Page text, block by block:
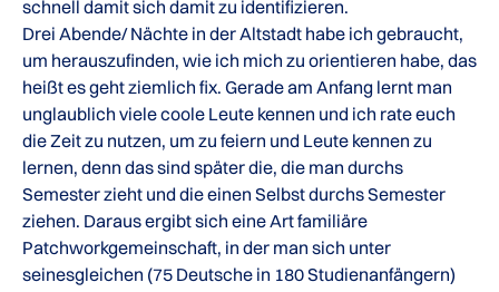
schnell damit sich damit zu identifizieren.
Drei Abende/ Nächte in der Altstadt habe ich gebraucht,
um herauszufinden, wie ich mich zu orientieren habe, das
heißt es geht ziemlich fix. Gerade am Anfang lernt man
unglaublich viele coole Leute kennen und ich rate euch
die Zeit zu nutzen, um zu feiern und Leute kennen zu
lernen, denn das sind später die, die man durchs
Semester zieht und die einen Selbst durchs Semester
ziehen. Daraus ergibt sich eine Art familiäre
Patchworkgemeinschaft, in der man sich unter
seinesgleichen (75 Deutsche in 180 Studienanfängern)